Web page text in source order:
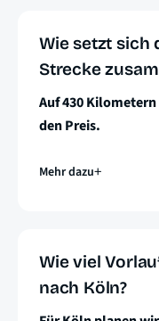
Wie setzt sich
Strecke
Auf 430
den Preis.
Mehr dazu
Wie viel
nach Köln?